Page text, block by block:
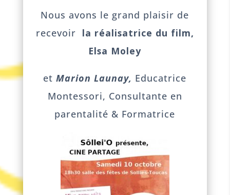
Nous avons le grand plaisir de
recevoir la réalisatrice du film,
Elsa Moley
etMarion Launay, Educatrice
Montessori, Consultante en
parentalité & Formatrice